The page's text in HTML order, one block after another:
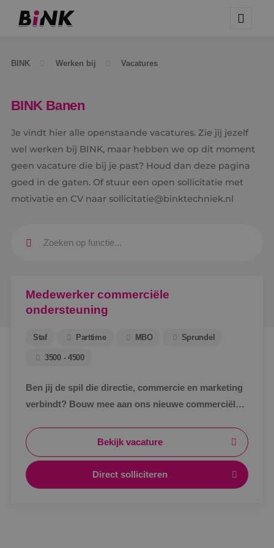
BINK Werken bij Vacatures
BINK Banen
Je vindt hier alle openstaande vacatures. Zie jij jezelf
wel werken bij BINK, maar hebben we op dit moment
geen vacature die bij je past? Houd dan deze pagina
goed in de gaten. Of stuur een open sollicitatie met
motivatie en CV naar sollicitatie@binktechniek.nl
Medewerker commerciële
ondersteuning
Staf Parttime MBO Sprundel
3500 - 4500
Ben jij de spil die directie, commercie en marketing
verbindt? Bouw mee aan ons nieuwe commerciële
BINK.&nbsp;
Bekijk vacature
Direct solliciteren